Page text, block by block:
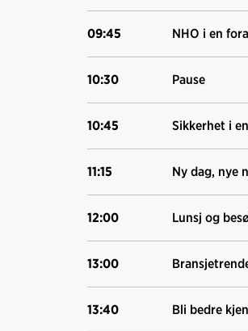
09:45 NHO i en
10:30 Pause
10:45 Sikkerhet i
11:15 Ny dag, nye
12:00 Lunsj og
13:00
13:40 Bli bedre